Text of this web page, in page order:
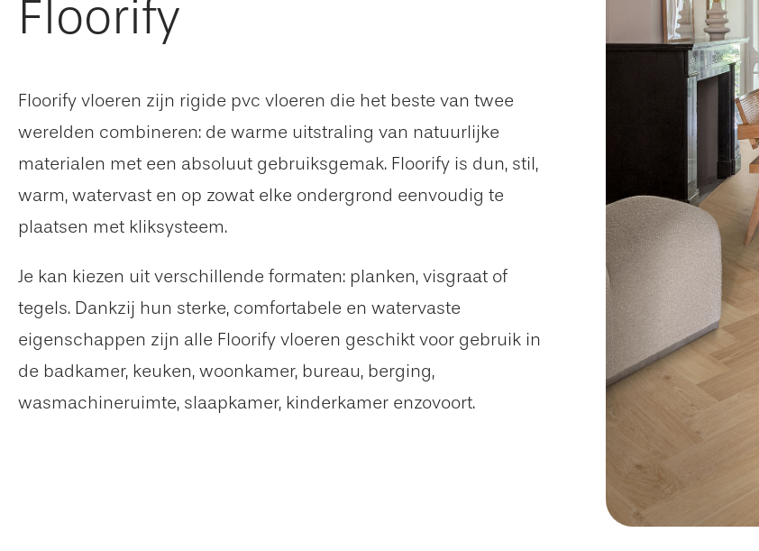
Floorify
Floorify vloeren zijn rigide pvc vloeren die het beste van twee
werelden combineren: de warme uitstraling van natuurlijke
materialen met een absoluut gebruiksgemak. Floorify is dun, stil,
warm, watervast en op zowat elke ondergrond eenvoudig te
plaatsen met kliksysteem.
Je kan kiezen uit verschillende formaten: planken, visgraat of
tegels. Dankzij hun sterke, comfortabele en watervaste
eigenschappen zijn alle Floorify vloeren geschikt voor gebruik in
de badkamer, keuken, woonkamer, bureau, berging,
wasmachineruimte, slaapkamer, kinderkamer enzovoort.